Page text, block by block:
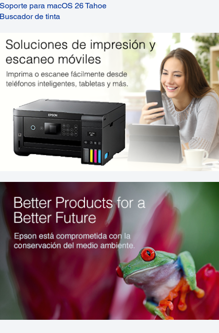
Soporte para macOS 26 Tahoe
Buscador de tinta